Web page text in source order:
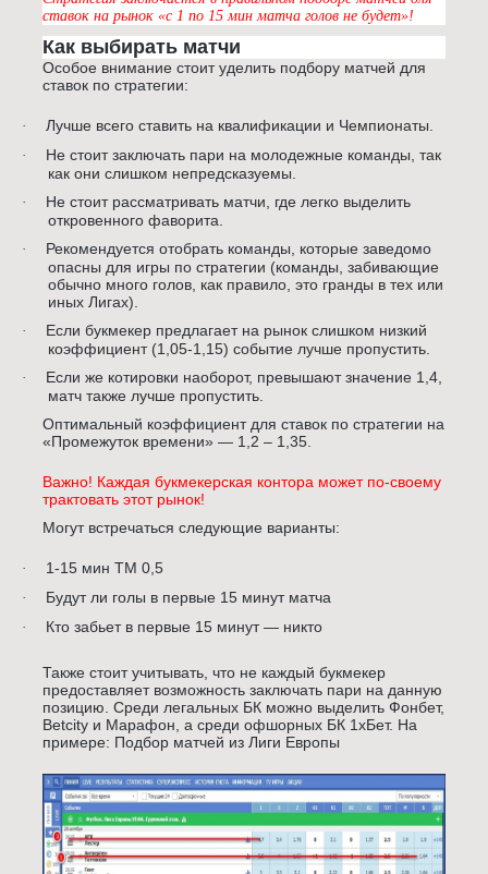
ставок на рынок «с 1 по 15 мин матча голов не будет»!
Как выбирать матчи
Особое внимание стоит уделить подбору матчей для
ставок по стратегии:
· Лучше всего ставить на квалификации и Чемпионаты.
·
Не стоит заключать пари на молодежные команды, так
как они слишком непредсказуемы.
·
Не стоит рассматривать матчи, где легко выделить
откровенного фаворита.
·
Рекомендуется отобрать команды, которые заведомо
опасны для игры по стратегии (команды, забивающие
обычно много голов, как правило, это гранды в тех или
иных Лигах).
·
Если букмекер предлагает на рынок слишком низкий
коэффициент (1,05-1,15) событие лучше пропустить.
·
Если же котировки наоборот, превышают значение 1,4,
матч также лучше пропустить.
Оптимальный коэффициент для ставок по стратегии на
«Промежуток времени» — 1,2 – 1,35.
Важно! Каждая букмекерская контора может по-своему
трактовать этот рынок!
Могут встречаться следующие варианты:
· 1-15 мин ТМ 0,5
· Будут ли голы в первые 15 минут матча
· Кто забьет в первые 15 минут — никто
Также стоит учитывать, что не каждый букмекер
предоставляет возможность заключать пари на данную
позицию. Среди легальных БК можно выделить Фонбет,
Betcity и Марафон, а среди офшорных БК 1хБет. На
примере: Подбор матчей из Лиги Европы